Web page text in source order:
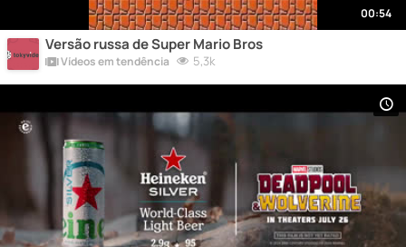
00:54
Versão russa de Super Mario Bros
Vídeos em tendência 5,3k